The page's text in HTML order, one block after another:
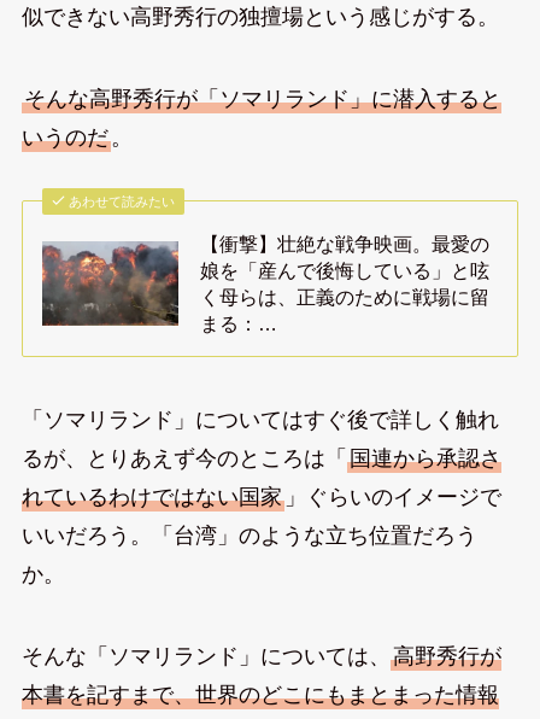
似できない高野秀行の独擅場という感じがする。
そんな高野秀行が「ソマリランド」に潜入すると
いうのだ。
あわせて読みたい
【衝撃】壮絶な戦争映画。最愛の
娘を「産んで後悔している」と呟
く母らは、正義のために戦場に留
まる：…
「ソマリランド」についてはすぐ後で詳しく触れ
るが、とりあえず今のところは「 国連から承認さ
れているわけではない国家」ぐらいのイメージで
いいだろう。「台湾」のような立ち位置だろう
か。
そんな「ソマリランド」については、 高野秀行が
本書を記すまで、世界のどこにもまとまった情報